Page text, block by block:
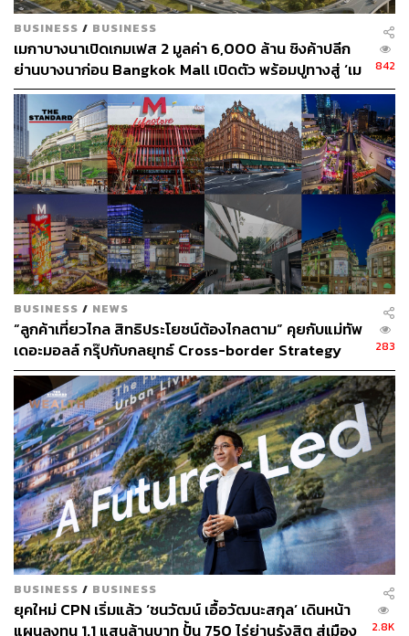
ฝั่งที่เชื่อว่า CPN ไม่น่าจะเช่าที่ดินแปลงนี้ต่อ ประเมินว่าที่ดิน
แปลงใหม่ที่ CPN ได้มาเมื่อไม่กี่ปีมานี้จากการเทกโอเวอร์
บริษัท แกรนด์ คาแนล แลนด์ จำกัด (มหาชน) หรือ GLAND ที่
เป็นเจ้าของที่ดิน ด้วยเม็ดเงินกว่า 2 หมื่นล้านบาทในปี 2561
เป็นที่ดินแปลงใหญ่ที่มีศักยภาพสูงมากพอที่จะทำให้ CPN โย
กช้อปปิ้งเซ็นเตอร์ที่ทำเงินเป็นเบอร์ต้นๆ ของกลุ่ม มาปักหมุด
ในที่ใหม่ที่ไม่ไกลจากทำเลเดิม
ที่ดินดังกล่าวมีขนาด 48 ไร่ ติดถนนใหญ่ 2 ด้าน ทั้งถนน
พหลโยธินและถนนวิภาวดีรังสิต ซึ่งจะทำให้การสัญจรเข้า-
ออกโครงการสะดวกพอๆ กับที่เดิมที่มีขนาด 42 ไร่ ใกล้เคียง
กับแปลงใหม่ และยังมีหน้ากว้างฝั่งถนนพหลโยธินยาวถึง 170
เมตร กว้างพอที่จะสามารถสร้างแลนด์สเคปสวยๆ ให้กับ
ศูนย์การค้าแห่งใหม่
ที่สำคัญที่ดินแปลงนี้เป็น ‘ที่ดินฟรีโฮลด์’ ที่ CPN ไม่ต้องคอย
ปวดหัวกับการเจรจาต่อรองค่าเช่าและค่าแป๊ะเจี๊ยะต่างๆ ใน
การต่อสัญญาใหม่กับเจ้าของที่ดินแหล่งข่าวจากบริษัทที่
ปรึกษาอสังหาริมทรัพย์รายหนึ่งกล่าว
เมื่อปลายปีที่ผ่านมาCPNให้ข้อมูลกับสื่อว่าโครงการใหม่
บนที่ดินแปลงนี้จะประกอบด้วยศูนย์การค้า อาคารสำนักงาน
ให้เช่า โรงแรม และคอนโดมิเนียม โดยอยู่ระหว่างการ
ออกแบบ ซึ่งคาดว่าจะแล้วเสร็จพร้อมยื่นขออนุมัติรายงาน
วิเคราะห์ผลกระทบสิ่งแวดล้อม หรือ EIA ได้ในเร็วๆ นี้
ขณะเดียวกัน GLAND ได้รายงานต่อตลาดหลักทรัพย์แห่ง
ประเทศไทยเมื่อต้นเดือนพฤศจิกายน 2565 ว่า คณะกรรมการ
บริษัทได้มีมติให้บริษัทให้ความช่วยเหลือทางการเงินจำนวน
BUSINESS / BUSINESS
เมกาบางนาเปิดเกมเฟส 2 มูลค่า 6,000 ล้าน ชิงค้าปลีก
ย่านบางนาก่อน Bangkok Mall เปิดตัว พร้อมปูทางสู่ ‘เม
กาซิตี้’ 70,000 ล้าน
842
BUSINESS / NEWS
“ลูกค้าเที่ยวไกล สิทธิประโยชน์ต้องไกลตาม” คุยกับแม่ทัพ
เดอะมอลล์ กรุ๊ปกับกลยุทธ์ Cross-border Strategy
[ADVERTORIAL]
283
BUSINESS / BUSINESS
ยุคใหม่ CPN เริ่มแล้ว ‘ชนวัฒน์ เอื้อวัฒนะสกุล’ เดินหน้า
แผนลงทุน 1.1 แสนล้านบาท ปั้น 750 ไร่ย่านรังสิต สู่เมือง
2.8K